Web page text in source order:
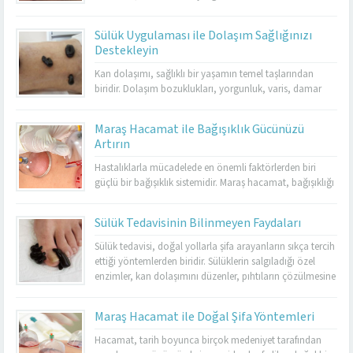
biridir. Hacamat uygulaması, kan dolaşımını hızlandırır,
kasları gevşetir ve stresin olumsuz etkilerini azaltır.
Özellikle kronik yorgunluk yaşayan kişilerde enerjiyi
artırarak yaşam...
Sülük Uygulaması ile Dolaşım Sağlığınızı
Destekleyin
Kan dolaşımı, sağlıklı bir yaşamın temel taşlarından
biridir. Dolaşım bozuklukları, yorgunluk, varis, damar
yöntem olarak öne çıkar. Kahramanmaraş’ta Dr. Cuma
Sabun Muayenehanesi, sülük tedavisinde tecrübeli ve
resmi izinli tek merkez olarak hizmet vermektedir. Burada
yapılan uygulamalar...
Maraş Hacamat ile Bağışıklık Gücünüzü
Artırın
Hastalıklarla mücadelede en önemli faktörlerden biri
güçlü bir bağışıklık sistemidir. Maraş hacamat, bağışıklığı
toksinlerden arındırır ve enfeksiyonlara karşı direnci artırır.
Kış aylarında sık görülen grip ve nezle gibi hastalıkların
etkilerini azaltmada da hacamatın faydaları
bilinmektedir. Ancak bu yöntemi...
Sülük Tedavisinin Bilinmeyen Faydaları
Sülük tedavisi, doğal yollarla şifa arayanların sıkça tercih
ettiği yöntemlerden biridir. Sülüklerin salgıladığı özel
enzimler, kan dolaşımını düzenler, pıhtıların çözülmesine
arayanlar için Dr. Cuma Sabun Muayenehanesi,
uzmanlığı ve resmi izinli olmasıyla öne çıkmaktadır.
Maraş Hacamat ile Doğal Şifa Yöntemleri
Hacamat, tarih boyunca birçok medeniyet tarafından